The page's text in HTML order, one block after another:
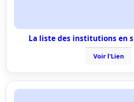
La liste des institutions en
Voir l'Lien